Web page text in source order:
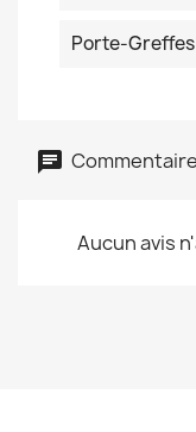
Porte-Greffes
Aucun avis